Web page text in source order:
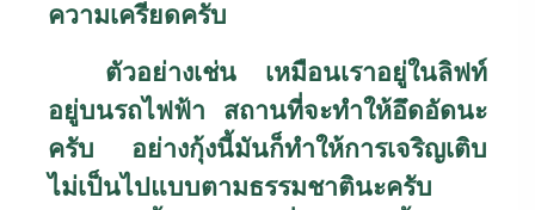
ความเครียดครับ
ตัวอย่างเช่น เหมือนเราอยู่ในลิฟท์
อยู่บนรถไฟฟ้า สถานที่จะทำให้อึดอัดนะ
ครับ อย่างกุ้งนี้มันก็ทำให้การเจริญเติบ
ไม่เป็นไปแบบตามธรรมชาตินะครับ